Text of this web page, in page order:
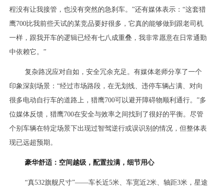
程没有让我接管，也没有突然的急刹车。”还有媒体表示：“这套猎
鹰700比我前些天试的某竞品要好很多，它真的能够做到跟老司机
一样，跟我开车的逻辑已经有七八成重叠，我非常愿意在日常通勤
中依赖它。”
复杂路况应对自如，安全冗余充足。有媒体老师分享了一个
印象深刻场景：“经过市场路段，在无划线、违停车辆占满、对向
很多电动自行车的道路上，猎鹰700可以避开障碍物顺利通行。”多
位媒体反馈，猎鹰700在安全与效率之间找到了很好的平衡。尽管
个别车辆在特定场景下出现过智驾逆行或误识别的情况，但整体表
现已远超预期。
豪华舒适：空间越级，配置拉满，细节用心
“真532旗舰尺寸”——车长近5米、车宽近2米、轴距3米，星途